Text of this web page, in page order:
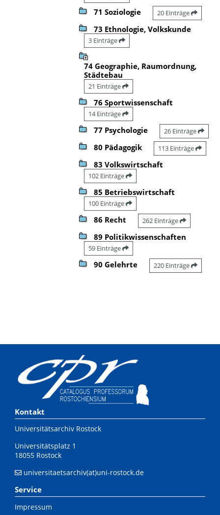
71 Soziologie 20 Einträge
73 Ethnologie, Volkskunde
3 Einträge
74 Geographie, Raumordnung,
Städtebau
21 Einträge
76 Sportwissenschaft
14 Einträge
77 Psychologie 26 Einträge
80 Pädagogik 113 Einträge
83 Volkswirtschaft
102 Einträge
85 Betriebswirtschaft
100 Einträge
86 Recht 262 Einträge
89 Politikwissenschaften
59 Einträge
90 Gelehrte 220 Einträge
Kontakt
Universitätsarchiv Rostock
Universitätsplatz 1
18055 Rostock
universitaetsarchiv(at)uni-rostock.de
Service
Impressum